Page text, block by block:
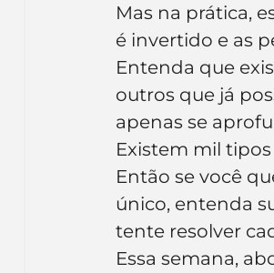
Mas na prática,
é invertido e as
Entenda que
outros que já
apenas se
Existem mil
Então se você
único, entenda
tente resolver
Essa semana,